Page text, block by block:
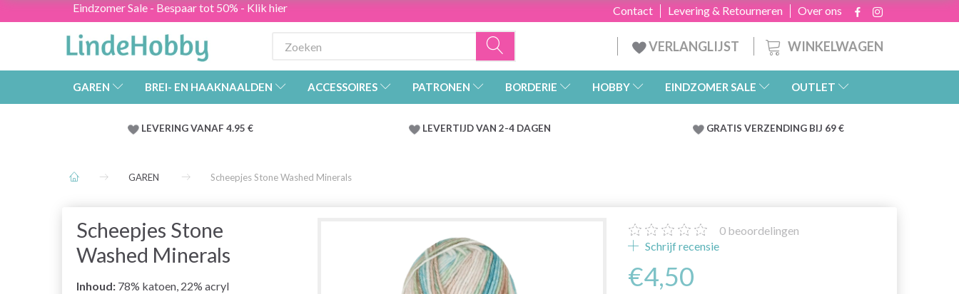
Eindzomer Sale - Bespaar tot 50% - Klik hier Over ons
Levering & Retourneren
Contact
WINKELWAGEN
VERLANGLIJST
GAREN BREI- EN HAAKNAALDEN ACCESSOIRES PATRONEN BORDERIE HOBBY EINDZOMER SALE OUTLET
LEVERING VANAF 4.95 € LEVERTIJD VAN 2-4 DAGEN GRATIS VERZENDING BIJ 69 €
GAREN Scheepjes Stone Washed Minerals
Scheepjes Stone
Washed Minerals
Inhoud: 78% katoen, 22% acryl
0 beoordelingen
Schrijf recensie
€4,50